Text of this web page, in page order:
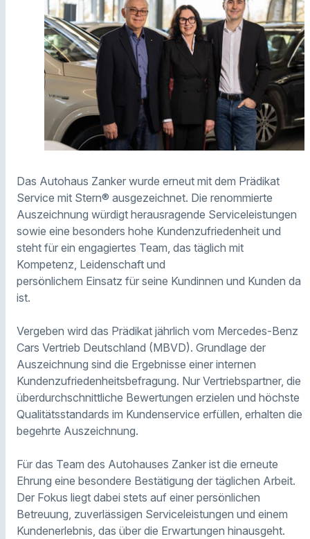
Das Autohaus Zanker wurde erneut mit dem Prädikat
Service mit Stern® ausgezeichnet. Die renommierte
Auszeichnung würdigt herausragende Serviceleistungen
sowie eine besonders hohe Kundenzufriedenheit und
steht für ein engagiertes Team, das täglich mit
Kompetenz, Leidenschaft und
persönlichem Einsatz für seine Kundinnen und Kunden da
ist.
Vergeben wird das Prädikat jährlich vom Mercedes-Benz
Cars Vertrieb Deutschland (MBVD). Grundlage der
Auszeichnung sind die Ergebnisse einer internen
Kundenzufriedenheitsbefragung. Nur Vertriebspartner, die
überdurchschnittliche Bewertungen erzielen und höchste
Qualitätsstandards im Kundenservice erfüllen, erhalten die
begehrte Auszeichnung.
Für das Team des Autohauses Zanker ist die erneute
Ehrung eine besondere Bestätigung der täglichen Arbeit.
Der Fokus liegt dabei stets auf einer persönlichen
Betreuung, zuverlässigen Serviceleistungen und einem
Kundenerlebnis, das über die Erwartungen hinausgeht.